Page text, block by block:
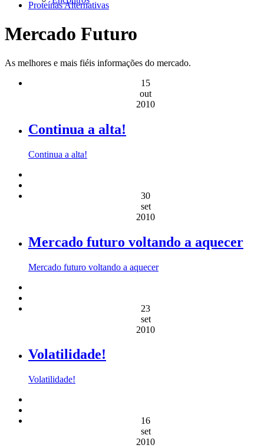
Proteínas Alternativas
Mercado Futuro
As melhores e mais fiéis informações do mercado.
15
out
2010
Continua a alta!
Continua a alta!
30
set
2010
Mercado futuro voltando a aquecer
Mercado futuro voltando a aquecer
23
set
2010
Volatilidade!
Volatilidade!
16
set
2010